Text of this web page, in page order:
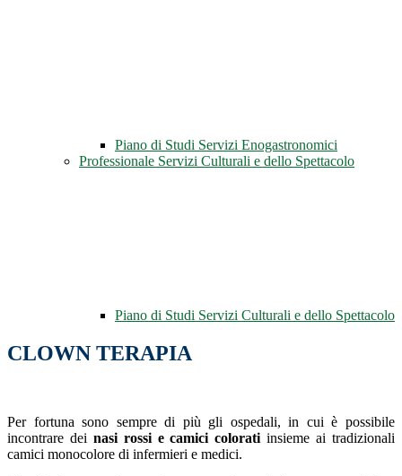
Piano di Studi Servizi Enogastronomici
Professionale Servizi Culturali e dello Spettacolo
Piano di Studi Servizi Culturali e dello Spettacolo
CLOWN TERAPIA
Per fortuna sono sempre di più gli ospedali, in cui è possibile
incontrare dei nasi rossi e camici colorati insieme ai tradizionali
camici monocolore di infermieri e medici.